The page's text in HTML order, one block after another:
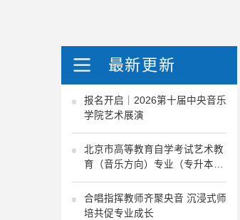
最新更新
报名开启｜2026第十届中央音乐
学院艺术展演
北京市高等教育自学考试艺术教
育（音乐方向）专业（专升本）
考试计划
合唱指挥教师齐聚央音 沉浸式师
培共促专业成长